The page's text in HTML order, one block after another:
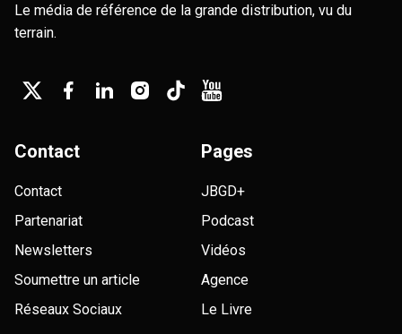
Le média de référence de la grande distribution, vu du
terrain.
Contact
Contact
Partenariat
Newsletters
Soumettre un article
Réseaux Sociaux
Pages
JBGD+
Podcast
Vidéos
Agence
Le Livre